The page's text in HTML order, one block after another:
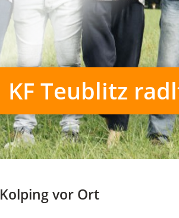
KF Teublitz
Kolping vor Ort